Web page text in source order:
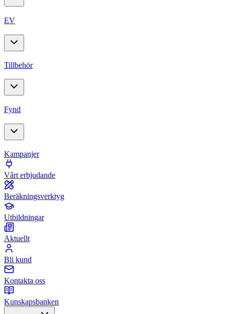
EV
Tillbehör
Fynd
Kampanjer
Vårt erbjudande
Beräkningsverktyg
Utbildningar
Aktuellt
Bli kund
Kontakta oss
Kunskapsbanken